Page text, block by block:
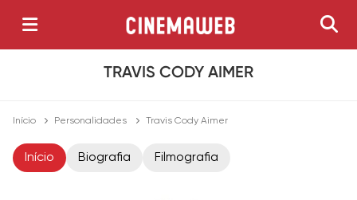
TRAVIS CODY AIMER
Início Personalidades Travis Cody Aimer
Início Biografia Filmografia